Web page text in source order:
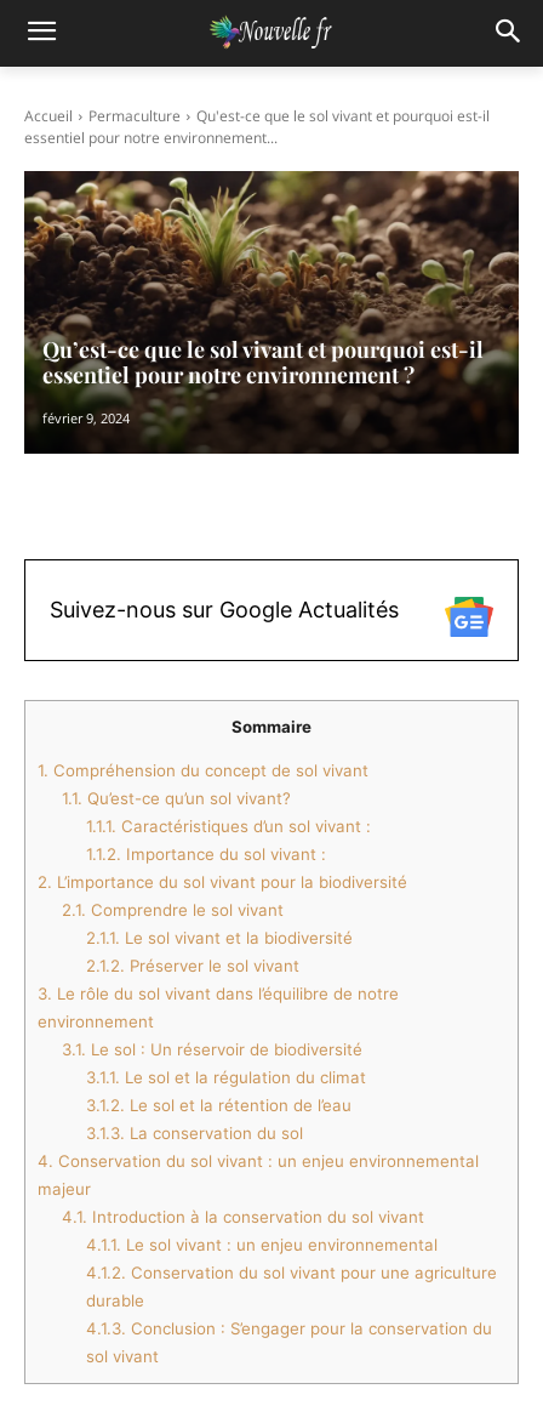
Accueil Permaculture
Qu'est-ce que le sol vivant et pourquoi est-il
essentiel pour notre environnement...
Qu’est-ce que le sol vivant et pourquoi est-il
essentiel pour notre environnement ?
février 9, 2024
Suivez-nous sur Google Actualités
Sommaire
1. Compréhension du concept de sol vivant
1.1. Qu’est-ce qu’un sol vivant?
1.1.1. Caractéristiques d’un sol vivant :
1.1.2. Importance du sol vivant :
2. L’importance du sol vivant pour la biodiversité
2.1. Comprendre le sol vivant
2.1.1. Le sol vivant et la biodiversité
2.1.2. Préserver le sol vivant
3. Le rôle du sol vivant dans l’équilibre de notre
environnement
3.1. Le sol : Un réservoir de biodiversité
3.1.1. Le sol et la régulation du climat
3.1.2. Le sol et la rétention de l’eau
3.1.3. La conservation du sol
4. Conservation du sol vivant : un enjeu environnemental
majeur
4.1. Introduction à la conservation du sol vivant
4.1.1. Le sol vivant : un enjeu environnemental
4.1.2. Conservation du sol vivant pour une agriculture
durable
4.1.3. Conclusion : S’engager pour la conservation du
sol vivant